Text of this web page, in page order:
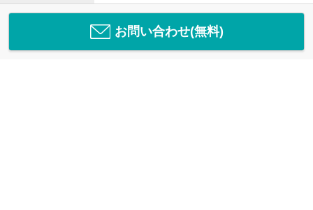
お問い合わせ(無料)